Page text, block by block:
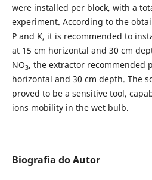
were installed per block, with a
experiment. According to the
P and K, it is recommended to
at 15 cm horizontal and 30 cm
NO3, the extractor recommended
horizontal and 30 cm depth. The
proved to be a sensitive tool,
ions mobility in the wet bulb.
Biografia do Autor